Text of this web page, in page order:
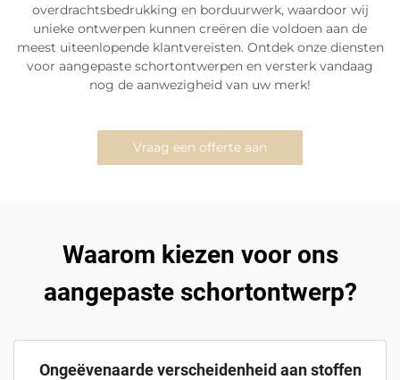
overdrachtsbedrukking en borduurwerk, waardoor wij
unieke ontwerpen kunnen creëren die voldoen aan de
meest uiteenlopende klantvereisten. Ontdek onze diensten
voor aangepaste schortontwerpen en versterk vandaag
nog de aanwezigheid van uw merk!
Vraag een offerte aan
Waarom kiezen voor ons
aangepaste schortontwerp?
Ongeëvenaarde verscheidenheid aan stoffen